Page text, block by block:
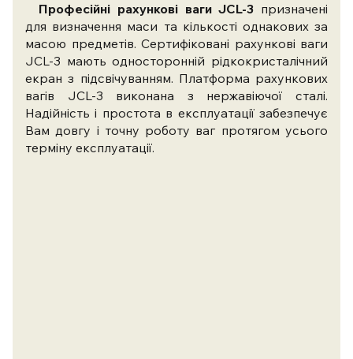
Професійні рахункові ваги JCL-3 призначені
для визначення маси та кількості однакових за
масою предметів. Сертифіковані рахункові ваги
JCL-3 мають односторонній рідкокристалічний
екран з підсвічуванням. Платформа рахункових
вагів JCL-3 виконана з нержавіючої сталі.
Надійність і простота в експлуатації забезпечує
Вам довгу і точну роботу ваг протягом усього
терміну експлуатації.